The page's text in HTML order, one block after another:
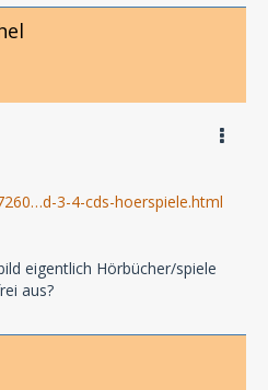
3-4-cds-hoerspiele.html
eigentlich Hörbücher/spiele
aus?